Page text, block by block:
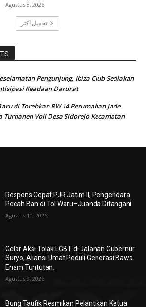
Agustus 8, 2026
تحميل أكثر
Pengunjung, Ibiza Club Sediakan
Keadaan Darurat
di Torehkan RW 14 Perumahan Jade
Turnanen Voli Desa Sidorejo Kecamatan
Respons Cepat PJR Jatim II, Pengendara
Pecah Ban di Tol Waru–Juanda Ditangani
Agustus 10, 2026
Gelar Aksi Tolak LGBT di Jalanan Gubernur
Suryo, Aliansi Umat Peduli Generasi Bawa
Enam Tuntutan.
Agustus 9, 2026
Bung Taufik Resmikan Pelantikan Ketua